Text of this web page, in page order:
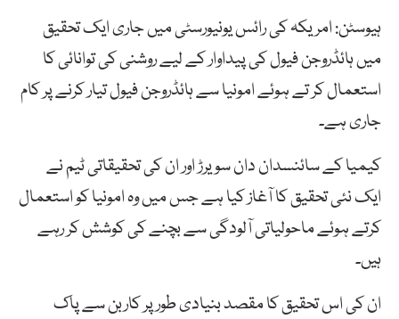
ہیوسٹن: امریکہ کی رائس یونیورسٹی میں جاری ایک تحقیق
میں ہائڈروجن فیول کی پیداوار کے لیے روشنی کی توانائی کا
استعمال کر تے ہوئے امونیا سے ہائڈروجن فیول تیار کرنے پر کام
جاری ہے۔
کیمیا کے سائنسدان دان سویرڑ اور ان کی تحقیقاتی ٹیم نے
ایک نئی تحقیق کا آغاز کیا ہے جس میں وہ امونیا کو استعمال
کرتے ہوئے ماحولیاتی آلودگی سے بچنے کی کوشش کر رہے
ہیں۔
ان کی اس تحقیق کا مقصد بنیادی طور پر کاربن سے پاک